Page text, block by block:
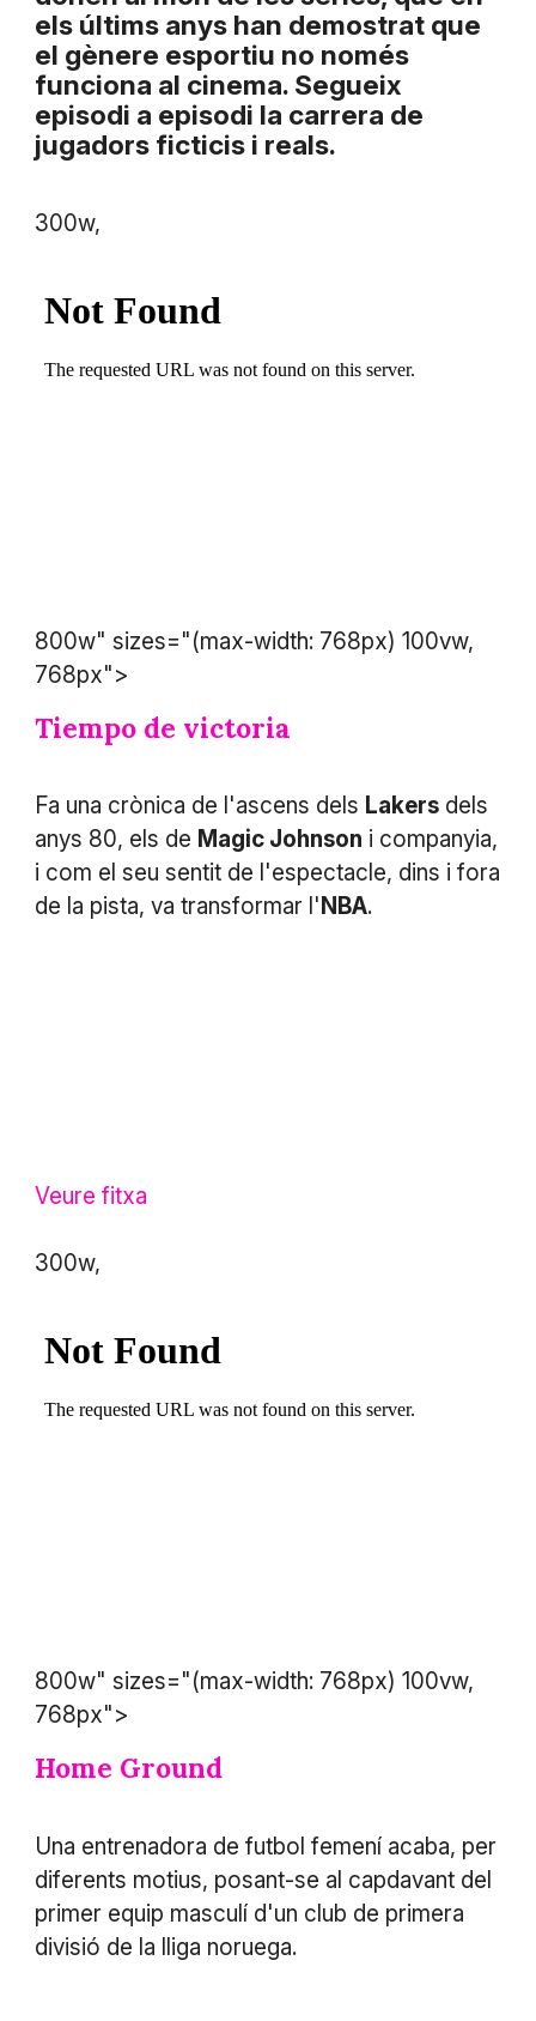
els últims anys han demostrat que
el gènere esportiu no només
funciona al cinema. Segueix
episodi a episodi la carrera de
jugadors ficticis i reals.
300w,
800w" sizes="(max-width: 768px) 100vw,
768px">
Tiempo de victoria
Fa una crònica de l'ascens dels Lakersdels
anys 80, els de Magic Johnson i companyia,
i com el seu sentit de l'espectacle, dins i fora
de la pista, va transformar l' NBA.
Veure fitxa
300w,
800w" sizes="(max-width: 768px) 100vw,
768px">
Home Ground
Una entrenadora de futbol femení acaba, per
diferents motius, posant-se al capdavant del
primer equip masculí d'un club de primera
divisió de la lliga noruega.